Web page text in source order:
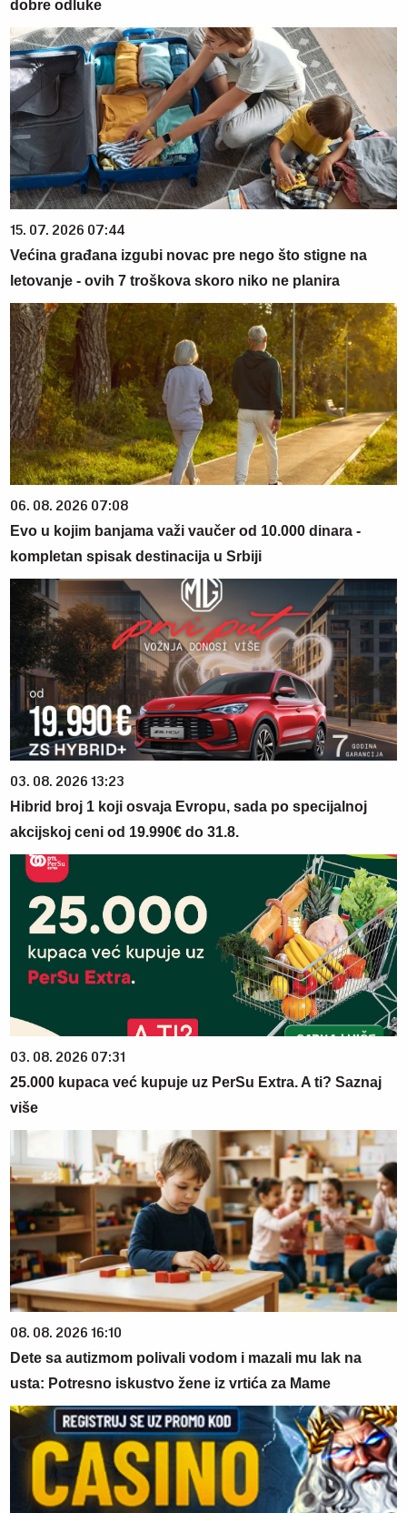
dobre odluke
15. 07. 2026 07:44
Većina građana izgubi novac pre nego što stigne na
letovanje - ovih 7 troškova skoro niko ne planira
06. 08. 2026 07:08
Evo u kojim banjama važi vaučer od 10.000 dinara -
kompletan spisak destinacija u Srbiji
03. 08. 2026 13:23
Hibrid broj 1 koji osvaja Evropu, sada po specijalnoj
akcijskoj ceni od 19.990€ do 31.8.
03. 08. 2026 07:31
25.000 kupaca već kupuje uz PerSu Extra. A ti? Saznaj
više
08. 08. 2026 16:10
Dete sa autizmom polivali vodom i mazali mu lak na
usta: Potresno iskustvo žene iz vrtića za Mame